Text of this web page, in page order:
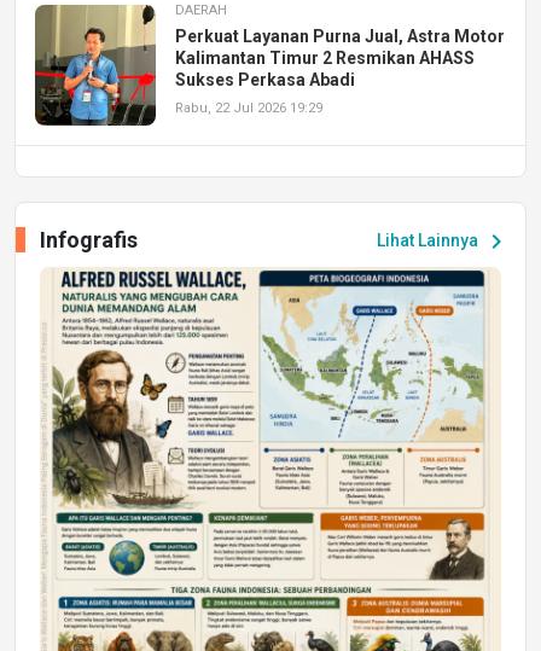
DAERAH
Perkuat Layanan Purna Jual, Astra Motor
Kalimantan Timur 2 Resmikan AHASS
Sukses Perkasa Abadi
Rabu, 22 Jul 2026 19:29
Peluang Kerja dan Magang
Jumat, 17 Jul 2026 22:30
DAERAH
Astra Motor Kalimantan Timur 2 Dukung
Mahasiswa Samarinda dalam Astra
Honda SDGs Future Leaders 2026
Jumat, 10 Jul 2026 19:01
Lihat Lainnya chevron_right
Infografis